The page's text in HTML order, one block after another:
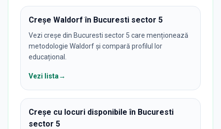
Creșe Waldorf în Bucuresti sector 5
Vezi creșe din Bucuresti sector 5 care menționează
metodologie Waldorf și compară profilul lor
educațional.
Vezi lista→
Creșe cu locuri disponibile în Bucuresti
sector 5